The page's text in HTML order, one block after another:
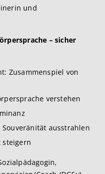
und
–sicher
Zusammenspiel von
verstehen
ausstrahlen
steigern